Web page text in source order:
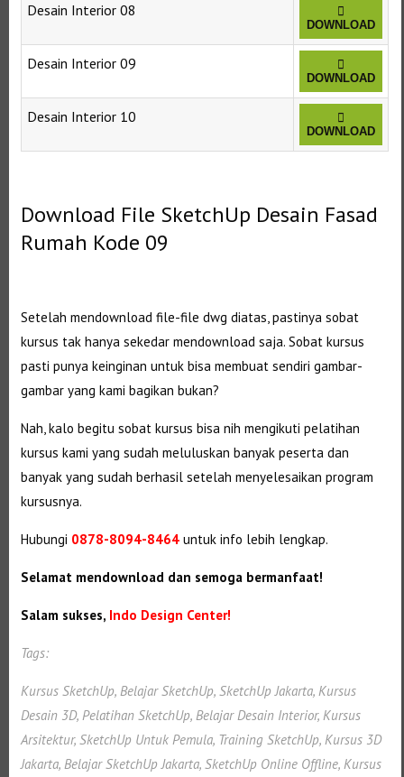
Desain Interior 08
DOWNLOAD
Desain Interior 09
DOWNLOAD
Desain Interior 10
DOWNLOAD
Download File SketchUp Desain Fasad
Rumah Kode 09
Setelah mendownload file-file dwg diatas, pastinya sobat
kursus tak hanya sekedar mendownload saja. Sobat kursus
pasti punya keinginan untuk bisa membuat sendiri gambar-
gambar yang kami bagikan bukan?
Nah, kalo begitu sobat kursus bisa nih mengikuti pelatihan
kursus kami yang sudah meluluskan banyak peserta dan
banyak yang sudah berhasil setelah menyelesaikan program
kursusnya.
Hubungi 0878-8094-8464 untuk info lebih lengkap.
Selamat mendownload dan semoga bermanfaat!
Salam sukses, Indo Design Center!
Tags:
Kursus SketchUp, Belajar SketchUp, SketchUp Jakarta, Kursus
Desain 3D, Pelatihan SketchUp, Belajar Desain Interior, Kursus
Arsitektur, SketchUp Untuk Pemula, Training SketchUp, Kursus 3D
Jakarta, Belajar SketchUp Jakarta, SketchUp Online Offline, Kursus